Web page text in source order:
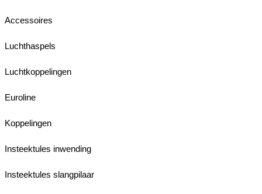
Accessoires
Luchthaspels
Luchtkoppelingen
Euroline
Koppelingen
Insteektules inwending
Insteektules slangpilaar